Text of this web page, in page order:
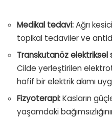
Medikal tedavi:Ağrı
topikal tedaviler ve
Transkutanöz elektriksel
Cilde yerleştirilen
hafif bir elektrik akımı
Fizyoterapi:Kasların
yaşamdaki